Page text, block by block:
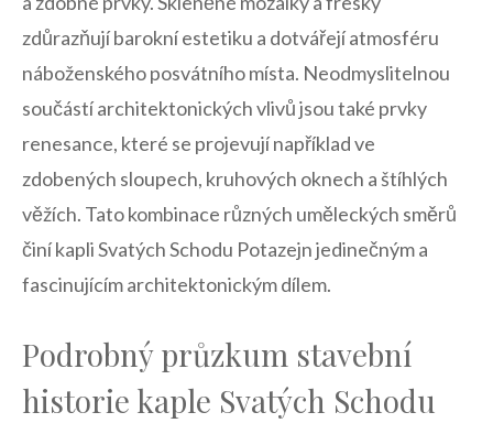
zdůrazňují barokní estetiku a dotvářejí atmosféru
náboženského posvátního místa. Neodmyslitelnou
součástí architektonických ⁣vlivů jsou také prvky
renesance, které se projevují například ve
zdobených sloupech, kruhových oknech a štíhlých
věžích. Tato kombinace různých uměleckých směrů
činí kapli Svatých Schodu Potazejn jedinečným a
fascinujícím architektonickým dílem.
Podrobný průzkum stavební
historie kaple Svatých Schodu